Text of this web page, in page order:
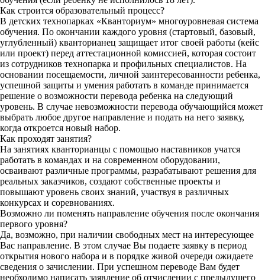
Как строится образовательный процесс?
В детских технопарках «Кванториум» многоуровневая система
обучения. По окончании каждого уровня (стартовый, базовый,
углубленный) кванторианец защищает итог своей работы (кейс
или проект) перед аттестационной комиссией, которая состоит
из сотрудников технопарка и профильных специалистов. На
основании посещаемости, личной заинтересованности ребенка,
успешной защиты и умения работать в команде принимается
решение о возможности перевода ребенка на следующий
уровень. В случае невозможности перевода обучающийся может
выбрать любое другое направление и подать на него заявку,
когда откроется новый набор.
Как проходят занятия?
На занятиях кванторианцы с помощью наставников учатся
работать в командах и на современном оборудовании,
осваивают различные программы, разрабатывают решения для
реальных заказчиков, создают собственные проекты и
повышают уровень своих знаний, участвуя в различных
конкурсах и соревнованиях.
Возможно ли поменять направление обучения после окончания
первого уровня?
Да, возможно, при наличии свободных мест на интересующее
Вас направление. В этом случае Вы подаете заявку в период
открытия нового набора и в порядке живой очереди ожидаете
сведения о зачислении. При успешном переводе Вам будет
необходимо написать заявление об отчислении с предыдущего